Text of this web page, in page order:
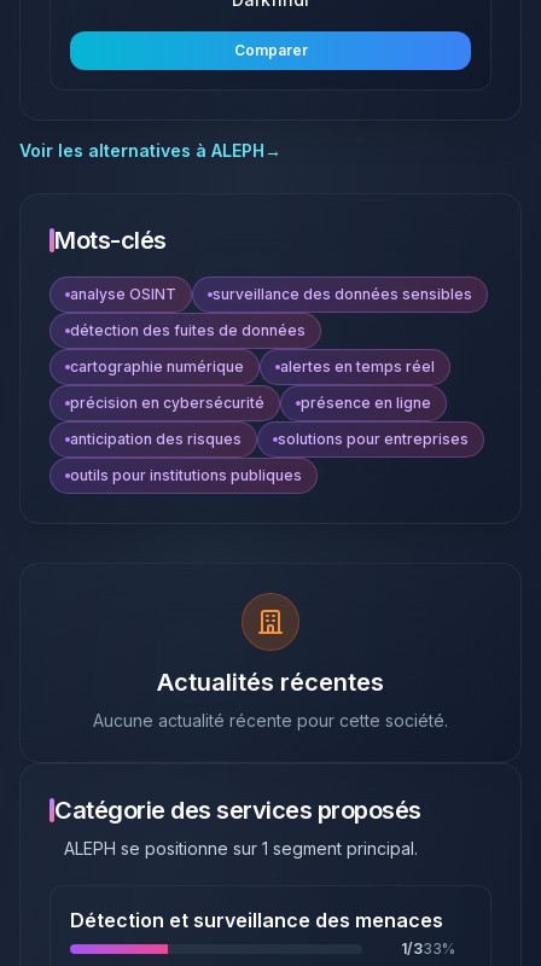
Comparer
Voir les alternatives à ALEPH→
Mots-clés
analyse OSINT
surveillance des données sensibles
détection des fuites de données
cartographie numérique
alertes en temps réel
précision en cybersécurité
présence en ligne
anticipation des risques
solutions pour entreprises
outils pour institutions publiques
Actualités récentes
Aucune actualité récente pour cette société.
Catégorie des services proposés
ALEPH se positionne sur 1 segment principal.
Détection et surveillance des menaces
1/333%